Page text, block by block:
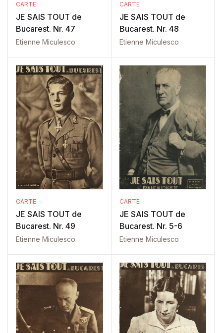
CARTE
JE SAIS TOUT de
Bucarest. Nr. 47
Etienne Miculesco
CARTE
JE SAIS TOUT de
Bucarest. Nr. 48
Etienne Miculesco
CARTE
JE SAIS TOUT de
Bucarest. Nr. 49
Etienne Miculesco
CARTE
JE SAIS TOUT de
Bucarest. Nr. 5-6
Etienne Miculesco